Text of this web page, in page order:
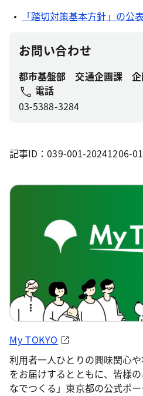
「踏切対策基本方針」の公
お問い合わせ
都市基盤部 交通企画課 企
電話
03-5388-3284
記事ID：039-001-20241206-
My TOKYO
利用者一人ひとりの興味関心
をお届けするとともに、皆様
なでつくる」東京都の公式ポー